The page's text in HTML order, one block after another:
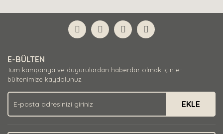
E-BÜLTEN
Tüm kampanya ve duyurulardan haberdar olmak için e-
bültenimize kaydolunuz.
EKLE